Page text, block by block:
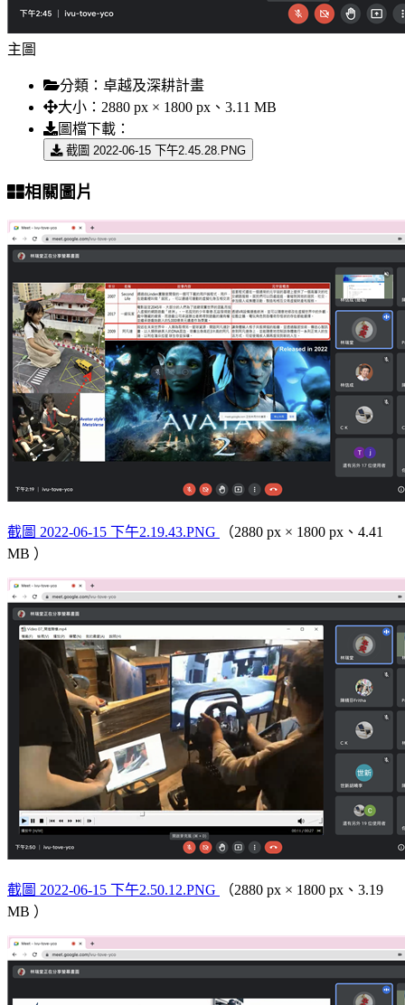
主圖
分類： 卓越及深耕計畫
大小： 2880 px × 1800 px、3.11 MB
圖檔下載：
截圖 2022-06-15 下午2.45.28.PNG
相關圖片
截圖 2022-06-15 下午2.19.43.PNG
（2880 px × 1800 px、4.41
MB ）
截圖 2022-06-15 下午2.50.12.PNG
（2880 px × 1800 px、3.19
MB ）